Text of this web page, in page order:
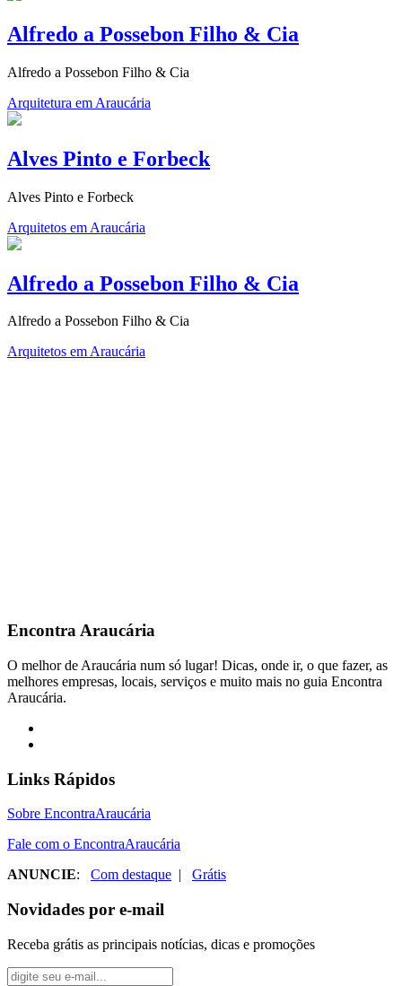
Alfredo a Possebon Filho & Cia
Alfredo a Possebon Filho & Cia
Arquitetura em Araucária
Alves Pinto e Forbeck
Alves Pinto e Forbeck
Arquitetos em Araucária
Alfredo a Possebon Filho & Cia
Alfredo a Possebon Filho & Cia
Arquitetos em Araucária
Encontra Araucária
O melhor de Araucária num só lugar! Dicas, onde ir, o que fazer, as
melhores empresas, locais, serviços e muito mais no guia Encontra
Araucária.
Links Rápidos
Sobre EncontraAraucária
Fale com o EncontraAraucária
ANUNCIE: Com destaque | Grátis
Novidades por e-mail
Receba grátis as principais notícias, dicas e promoções